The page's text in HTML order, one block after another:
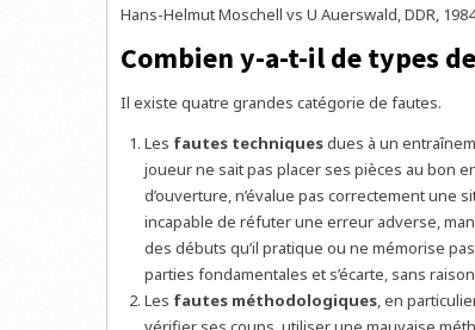
Hans-Helmut Moschell vs U Auerswald, DDR, 1984
Combien y-a-t-il de types
Il existe quatre grandes catégorie de fautes.
Les fautes techniquesdues à un
joueur ne sait pas placer ses pièces au bon
d’ouverture, n’évalue pas correctement une
incapable de réfuter une erreur adverse,
des débuts qu’il pratique ou ne mémorise
parties fondamentales et s’écarte, sans
Les fautes méthodologiques, en